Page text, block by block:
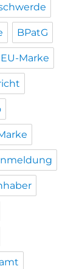
BPatG
EU-Marke